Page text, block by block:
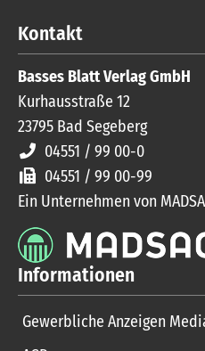
Kontakt
Basses Blatt Verlag GmbH
Kurhausstraße 12
23795 Bad Segeberg
04551 / 99 00-0
04551 / 99 00-99
Ein Unternehmen von
Informationen
Gewerbliche Anzeigen